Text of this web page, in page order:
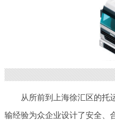
从所前到上海徐汇区的托
输经验为众企业设计了安全、